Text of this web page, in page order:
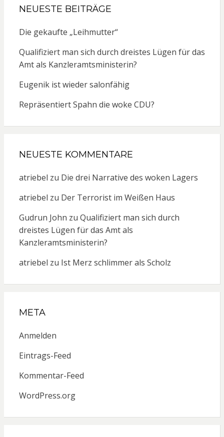
NEUESTE BEITRÄGE
Die gekaufte „Leihmutter“
Qualifiziert man sich durch dreistes Lügen für das
Amt als Kanzleramtsministerin?
Eugenik ist wieder salonfähig
Repräsentiert Spahn die woke CDU?
NEUESTE KOMMENTARE
atriebel zu Die drei Narrative des woken Lagers
atriebel zu Der Terrorist im Weißen Haus
Gudrun John zu Qualifiziert man sich durch
dreistes Lügen für das Amt als
Kanzleramtsministerin?
atriebel zu Ist Merz schlimmer als Scholz
META
Anmelden
Eintrags-Feed
Kommentar-Feed
WordPress.org